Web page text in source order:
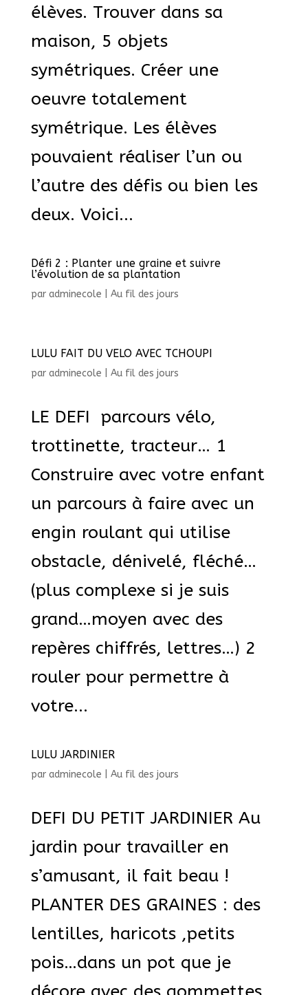
élèves. Trouver dans sa
maison, 5 objets
symétriques. Créer une
oeuvre totalement
symétrique. Les élèves
pouvaient réaliser l’un ou
l’autre des défis ou bien les
deux. Voici...
Défi 2 : Planter une graine et suivre
l’évolution de sa plantation
par adminecole Au fil des jours
LULU FAIT DU VELO AVEC TCHOUPI
par adminecole Au fil des jours
LE DEFI parcours vélo,
trottinette, tracteur… 1
Construire avec votre enfant
un parcours à faire avec un
engin roulant qui utilise
obstacle, dénivelé, fléché…
(plus complexe si je suis
grand…moyen avec des
repères chiffrés, lettres…) 2
rouler pour permettre à
votre...
LULU JARDINIER
par adminecole Au fil des jours
DEFI DU PETIT JARDINIER Au
jardin pour travailler en
s’amusant, il fait beau !
PLANTER DES GRAINES : des
lentilles, haricots ,petits
pois…dans un pot que je